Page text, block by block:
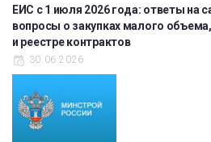
ЕИС с 1 июля 2026 года: ответы на
вопросы о закупках малого
и реестре контрактов
30.06.2026